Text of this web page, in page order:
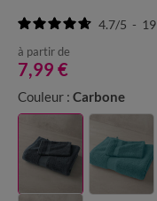
4.7/5 - 19
à partir de
7,99 €
Couleur : Carbone